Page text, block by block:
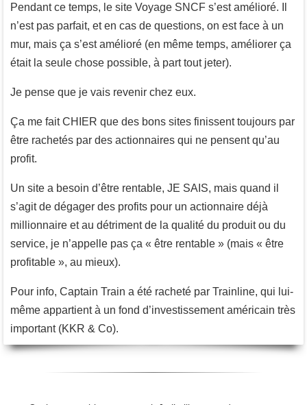
Pendant ce temps, le site Voyage SNCF s’est amélioré. Il
n’est pas parfait, et en cas de questions, on est face à un
mur, mais ça s’est amélioré (en même temps, améliorer ça
était la seule chose possible, à part tout jeter).
Je pense que je vais revenir chez eux.
Ça me fait CHIER que des bons sites finissent toujours par
être rachetés par des actionnaires qui ne pensent qu’au
profit.
Un site a besoin d’être rentable, JE SAIS, mais quand il
s’agit de dégager des profits pour un actionnaire déjà
millionnaire et au détriment de la qualité du produit ou du
service, je n’appelle pas ça « être rentable » (mais « être
profitable », au mieux).
Pour info, Captain Train a été racheté par Trainline, qui lui-
même appartient à un fond d’investissement américain très
important (KKR & Co).